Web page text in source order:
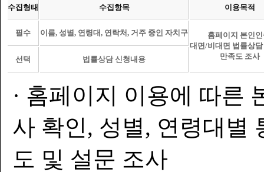
수집형태 수집항목 이용목적
필수 이름, 성별, 연령대, 연락처, 거주 중인 자치구
홈페이지 본인인
대면/비대면 법률상
만족도 조사
선택 법률상담 신청내용
· 홈페이지 이용에 따른
사 확인, 성별, 연령대별
도 및 설문 조사